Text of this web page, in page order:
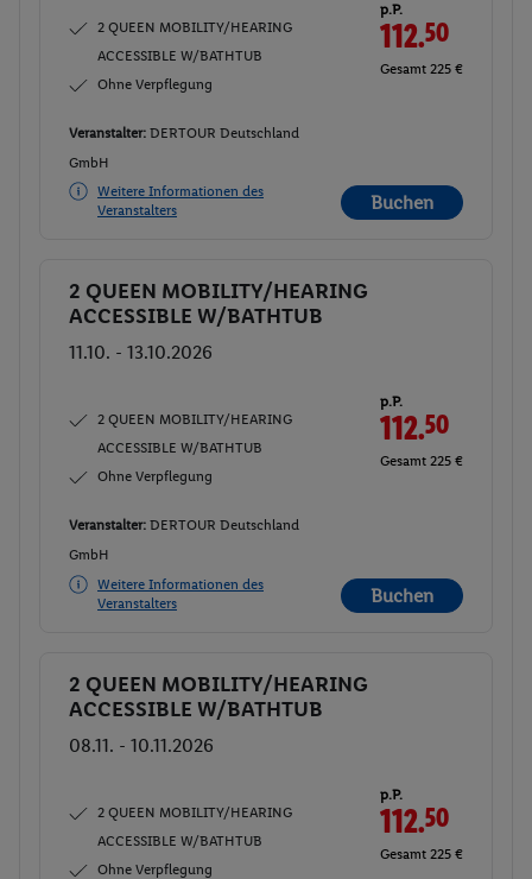
2 QUEEN MOBILITY/HEARING
ACCESSIBLE W/BATHTUB
Ohne Verpflegung
p.P.
112.50
Gesamt 225 €
Veranstalter: DERTOUR Deutschland
GmbH
Weitere Informationen des
Veranstalters
Buchen
Buchen
2 QUEEN MOBILITY/HEARING
ACCESSIBLE W/BATHTUB
11.10. - 13.10.2026
2 QUEEN MOBILITY/HEARING
ACCESSIBLE W/BATHTUB
Ohne Verpflegung
p.P.
112.50
Gesamt 225 €
Veranstalter: DERTOUR Deutschland
GmbH
Weitere Informationen des
Veranstalters
Buchen
Buchen
2 QUEEN MOBILITY/HEARING
ACCESSIBLE W/BATHTUB
08.11. - 10.11.2026
2 QUEEN MOBILITY/HEARING
ACCESSIBLE W/BATHTUB
Ohne Verpflegung
p.P.
112.50
Gesamt 225 €